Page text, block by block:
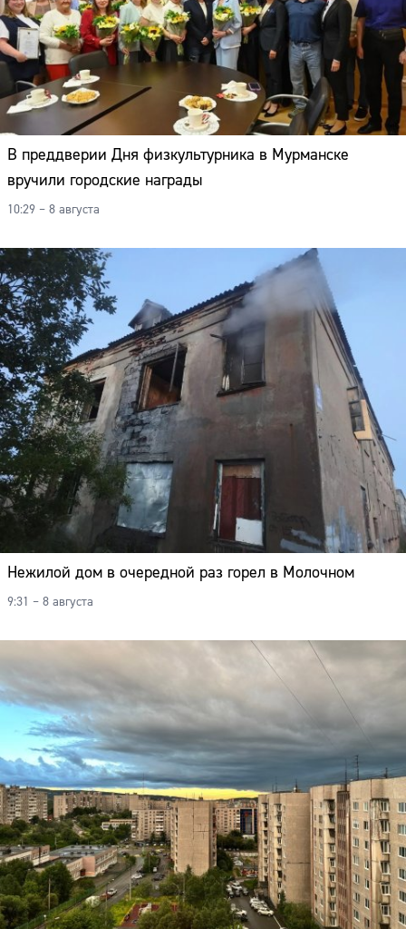
В преддверии Дня физкультурника в Мурманске
вручили городские награды
10:29 – 8 августа
Нежилой дом в очередной раз горел в Молочном
9:31 – 8 августа